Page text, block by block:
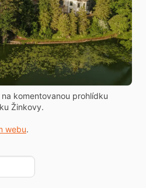
komentovanou prohlídku
Žinkovy.
webu.